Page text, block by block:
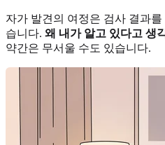
자가 발견의 여정은 검사 결과
습니다. 왜 내가 알고 있다고 생
약간은 무서울 수도 있습니다.